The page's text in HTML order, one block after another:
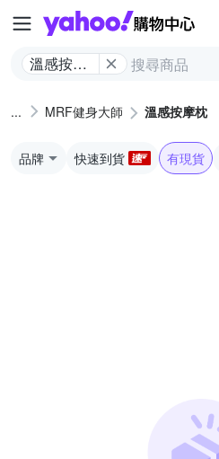
溫感按摩
MRF健身大師 溫感按摩枕
品牌 快速到貨 有現貨